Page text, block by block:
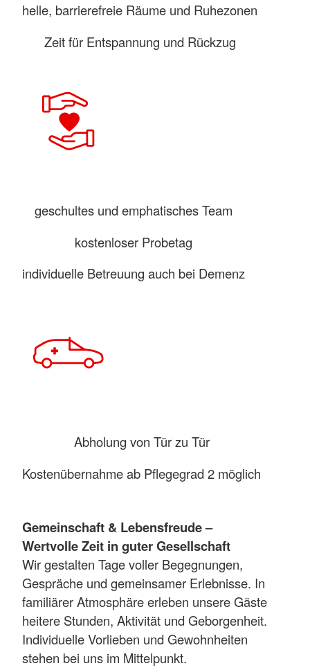
helle, barrierefreie Räume und Ruhezonen
Zeit für Entspannung und Rückzug
geschultes und emphatisches Team
kostenloser Probetag
individuelle Betreuung auch bei Demenz
Abholung von Tür zu Tür
Kostenübernahme ab Pflegegrad 2 möglich
Gemeinschaft & Lebensfreude –
Wertvolle Zeit in guter Gesellschaft
Wir gestalten Tage voller Begegnungen,
Gespräche und gemeinsamer Erlebnisse. In
familiärer Atmosphäre erleben unsere Gäste
heitere Stunden, Aktivität und Geborgenheit.
Individuelle Vorlieben und Gewohnheiten
stehen bei uns im Mittelpunkt.